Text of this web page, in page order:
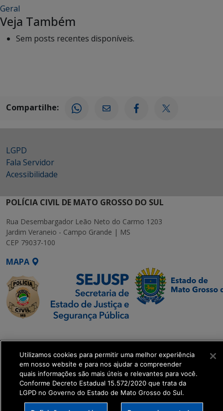
Geral
Veja Também
Sem posts recentes disponíveis.
Compartilhe:
LGPD
Fala Servidor
Acessibilidade
POLÍCIA CIVIL DE MATO GROSSO DO SUL
Rua Desembargador Leão Neto do Carmo 1203
Jardim Veraneio - Campo Grande | MS
CEP 79037-100
MAPA
Transformação Digital
get_footer();
Utilizamos cookies para permitir uma melhor experiência
em nosso website e para nos ajudar a compreender
quais informações são mais úteis e relevantes para você.
Conforme Decreto Estadual 15.572/2020 que trata da
LGPD no Governo do Estado de Mato Grosso do Sul.